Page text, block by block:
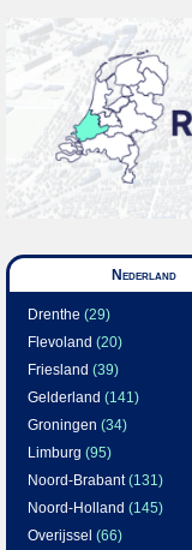
Nederland
Drenthe (29)
Flevoland (20)
Friesland (39)
Gelderland (141)
Groningen (34)
Limburg (95)
Noord-Brabant(131)
Noord-Holland (145)
Overijssel (66)